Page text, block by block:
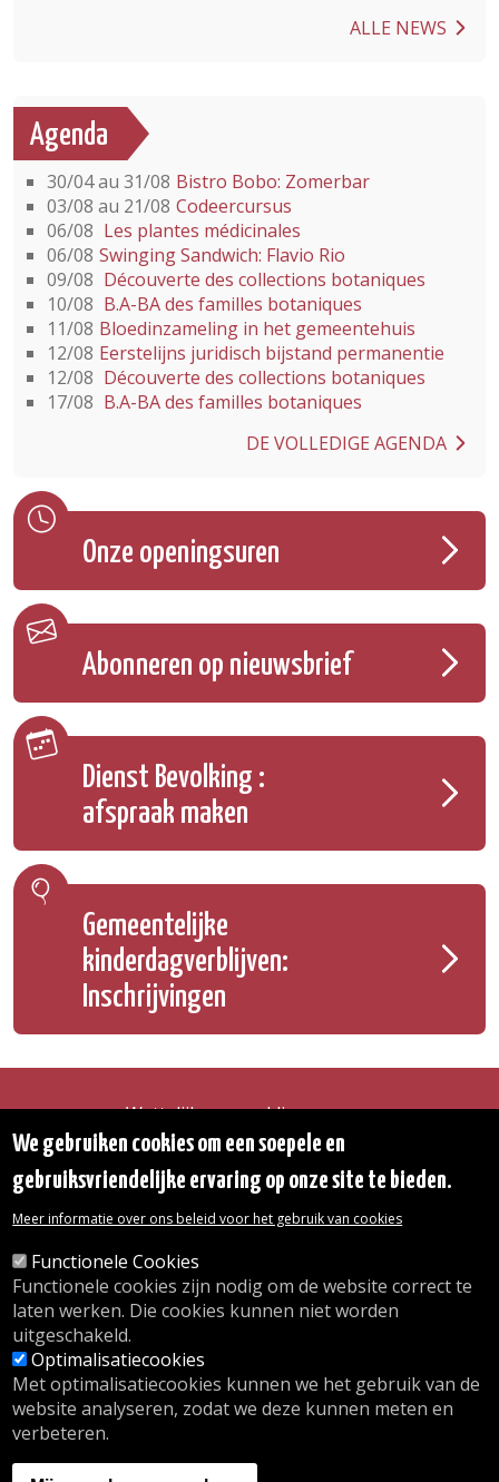
ALLE NEWS
Agenda
30/04 au 31/08 Bistro Bobo: Zomerbar
03/08 au 21/08 Codeercursus
06/08 Les plantes médicinales
06/08 Swinging Sandwich: Flavio Rio
09/08 Découverte des collections botaniques
10/08 B.A-BA des familles botaniques
11/08 Bloedinzameling in het gemeentehuis
12/08 Eerstelijns juridisch bijstand permanentie
12/08 Découverte des collections botaniques
17/08 B.A-BA des familles botaniques
DE VOLLEDIGE AGENDA
Onze openingsuren
Abonneren op nieuwsbrief
Dienst Bevolking :
afspraak maken
Gemeentelijke
kinderdagverblijven:
Inschrijvingen
Wettelijke vermeldingen
Toegankelijkheidsverklaring
Toegang tot het Gemeentehuis
De gemeente diensten
Contact
© 2026 Gemeente Oudergem
Emile Idiersstraat 12 - 1160 Oudergem
Tel. :02/676.48.11.
Inschrijving kinderdagverblijf
We gebruiken cookies om een soepele en
gebruiksvriendelijke ervaring op onze site te bieden.
Meer informatie over ons beleid voor het gebruik van cookies
Functionele Cookies
Functionele cookies zijn nodig om de website correct te
laten werken. Die cookies kunnen niet worden
uitgeschakeld.
Optimalisatiecookies
Met optimalisatiecookies kunnen we het gebruik van de
website analyseren, zodat we deze kunnen meten en
verbeteren.